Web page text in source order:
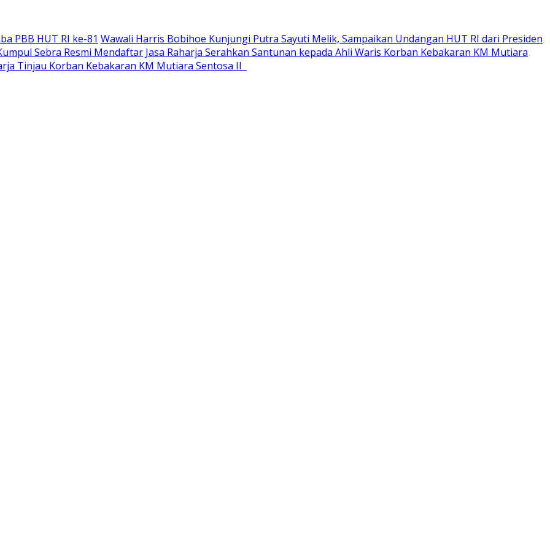
PBB HUT RI ke-81 Wawali Harris Bobihoe Kunjungi Putra Sayuti Melik, Sampaikan Undangan HUT RI dari Presiden
Sebra Resmi Mendaftar Jasa Raharja Serahkan Santunan kepada Ahli Waris Korban Kebakaran KM Mutiara
Tinjau Korban Kebakaran KM Mutiara Sentosa II